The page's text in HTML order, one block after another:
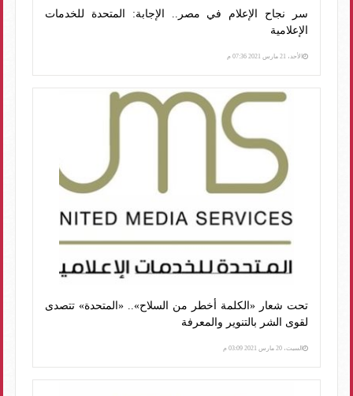
سر نجاح الإعلام في مصر.. الإجابة: المتحدة للخدمات
الإعلامية
الأحد، 21 مارس 2021 07:36 م
تحت شعار «الكلمة أخطر من السلاح».. «المتحدة» تتصدى
لقوى الشر بالتنوير والمعرفة
السبت، 20 مارس 2021 03:09 م